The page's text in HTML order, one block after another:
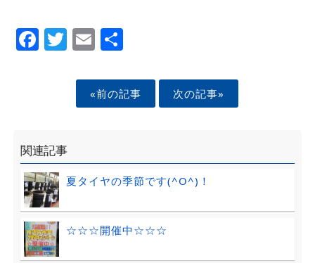
Facebook
Twitter
EmailShare
«前の記事 次の記事»
関連記事
夏タイヤの季節です(^O^)！
☆☆☆開催中☆☆☆